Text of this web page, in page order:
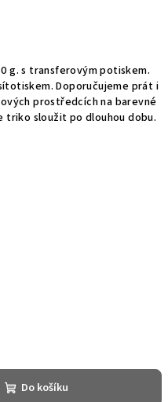
g. s transferovým potiskem.
Doporučujeme prát i
prostředcích na barevné
triko sloužit po dlouhou dobu.
Do košíku